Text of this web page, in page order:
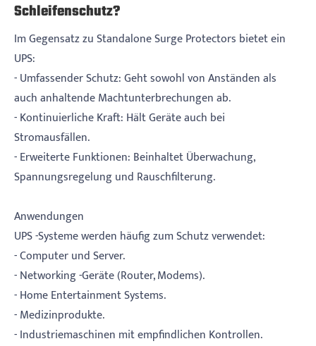
Schleifenschutz?
Im Gegensatz zu Standalone Surge Protectors bietet ein
UPS:
- Umfassender Schutz: Geht sowohl von Anständen als
auch anhaltende Machtunterbrechungen ab.
- Kontinuierliche Kraft: Hält Geräte auch bei
Stromausfällen.
- Erweiterte Funktionen: Beinhaltet Überwachung,
Spannungsregelung und Rauschfilterung.
Anwendungen
UPS -Systeme werden häufig zum Schutz verwendet:
- Computer und Server.
- Networking -Geräte (Router, Modems).
- Home Entertainment Systems.
- Medizinprodukte.
- Industriemaschinen mit empfindlichen Kontrollen.